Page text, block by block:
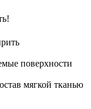
поверхности
мягкой тканью